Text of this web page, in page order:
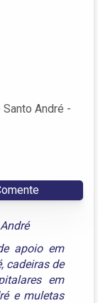
André -
apoio em
, cadeiras de
em
e muletas